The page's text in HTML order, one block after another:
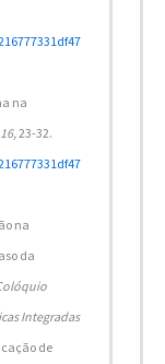
na
23-32.
na
da
Integradas
de